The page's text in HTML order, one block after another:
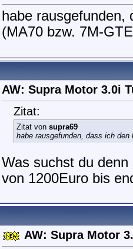
habe rausgefunden,
(MA70 bzw. 7M-
AW: Supra Motor 3.0i
Zitat:
Zitat von supra69
habe rausgefunden, dass ich
Was suchst du
von 1200Euro bis
AW: Supra Motor